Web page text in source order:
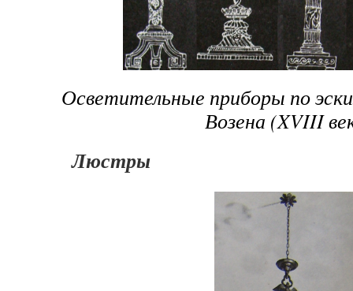
Осветительные приборы по
Возена (XVIII
Люстры